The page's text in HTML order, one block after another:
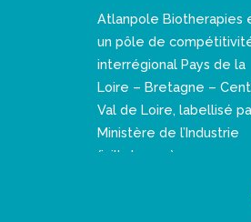
Atlanpole Biotherapies
un pôle de
interrégional Pays de la
Loire – Bretagne –
Val de Loire, labellisé
Ministère de l’Industrie
(juillet 2005).